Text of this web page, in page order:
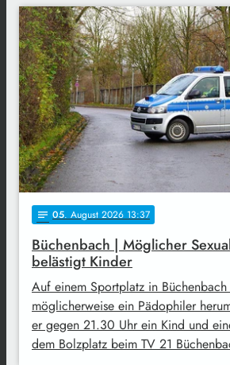
notes 05. August 2026 13:37
Büchenbach | Möglicher
belästigt Kinder
Auf einem Sportplatz in
möglicherweise ein Pädophiler
er gegen 21.30 Uhr ein Kind und
dem Bolzplatz beim TV 21